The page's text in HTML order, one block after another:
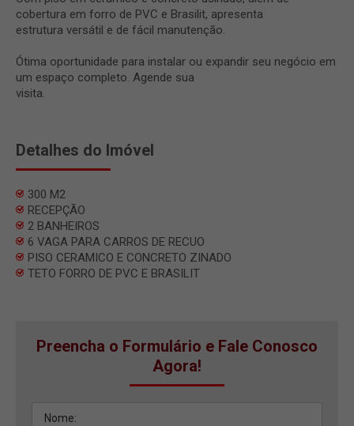
cobertura em forro de PVC e Brasilit, apresenta
estrutura versátil e de fácil manutenção.
Ótima oportunidade para instalar ou expandir seu negócio em
um espaço completo. Agende sua
visita.
Detalhes do Imóvel
300 M2
RECEPÇÃO
2 BANHEIROS
6 VAGA PARA CARROS DE RECUO
PISO CERAMICO E CONCRETO ZINADO
TETO FORRO DE PVC E BRASILIT
Preencha o Formulário e Fale Conosco
Agora!